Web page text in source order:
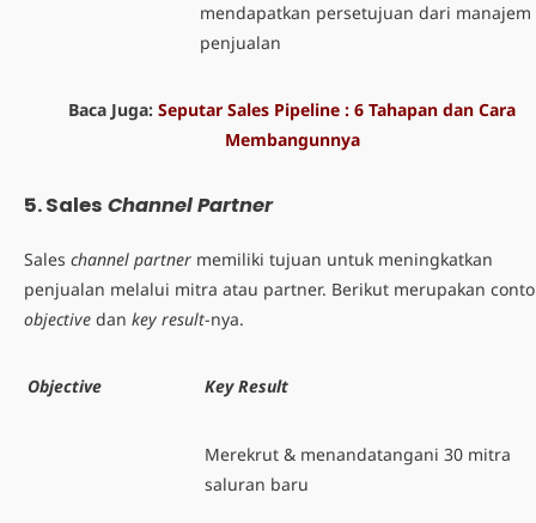
mendapatkan persetujuan dari manajem
penjualan
Baca Juga: Seputar Sales Pipeline : 6 Tahapan dan Cara
Membangunnya
5.Sales Channel Partner
Sales channel partner memiliki tujuan untuk meningkatkan
penjualan melalui mitra atau partner. Berikut merupakan
objective dan key result-nya.
Objective Key Result
Merekrut & menandatangani 30 mitra
saluran baru